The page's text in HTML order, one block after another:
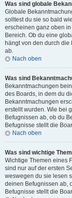
Was sind globale
Globale
solltest du sie so bald
erscheinen ganz oben
Bereich. Ob du eine
hängt von den durch
ab.
Nach oben
Was sind
Bekanntmachungen
des Boards, in dem du
Bekanntmachungen
erstellt wurden. Wie bei
Befugnissen ab, ob du
Befugnisse stellt die
Nach oben
Was sind wichtige
Wichtige Themen eines
sind nur auf der ersten
weswegen du sie lesen
deinen Befugnissen ab,
Befugnisse stellt die